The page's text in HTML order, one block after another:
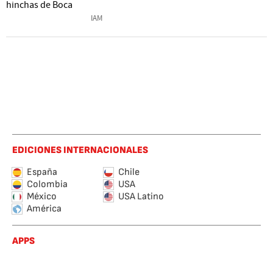
IAM
EDICIONES INTERNACIONALES
España
Chile
Colombia
USA
México
USA Latino
América
APPS